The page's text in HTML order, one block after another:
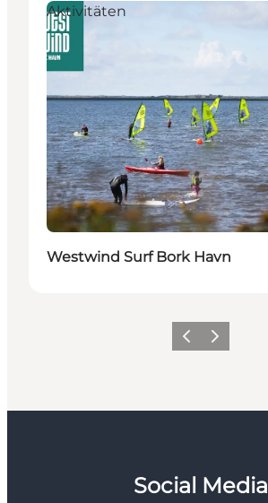
Aktivitäten
Westwind Surf Bork Havn
ZurückWeiter
Social Media